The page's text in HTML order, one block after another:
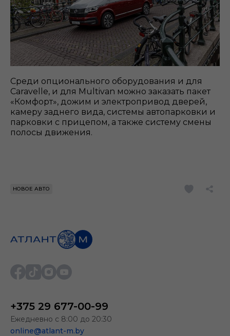
Среди опционального оборудования и для
Caravelle, и для Multivan можно заказать пакет
«Комфорт», дожим и электропривод дверей,
камеру заднего вида, системы автопарковки и
парковки с прицепом, а также систему смены
полосы движения.
НОВОЕ АВТО
+375 29 677-00-99
Ежедневно с 8:00 до 20:30
online@atlant-m.by